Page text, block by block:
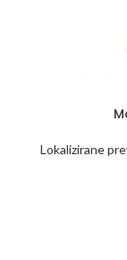
Lokalizirane